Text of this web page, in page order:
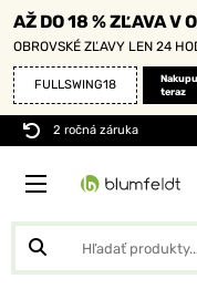
AŽ DO 18 % ZĽAVA V
OBROVSKÉ ZĽAVY LEN 24
FULLSWING18
teraz
2 ročná záruka